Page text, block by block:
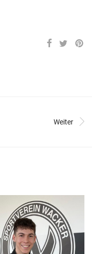
Weiter